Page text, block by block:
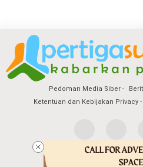
Pedoman Media Siber
Ketentuan dan Kebijakan Privacy
Copyright @2026